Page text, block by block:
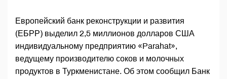
Европейский банк реконструкции и развития
(ЕБРР) выделил 2,5 миллионов долларов США
индивидуальному предприятию «Parahat»,
ведущему производителю соков и молочных
продуктов в Туркменистане. Об этом сообщил Банк